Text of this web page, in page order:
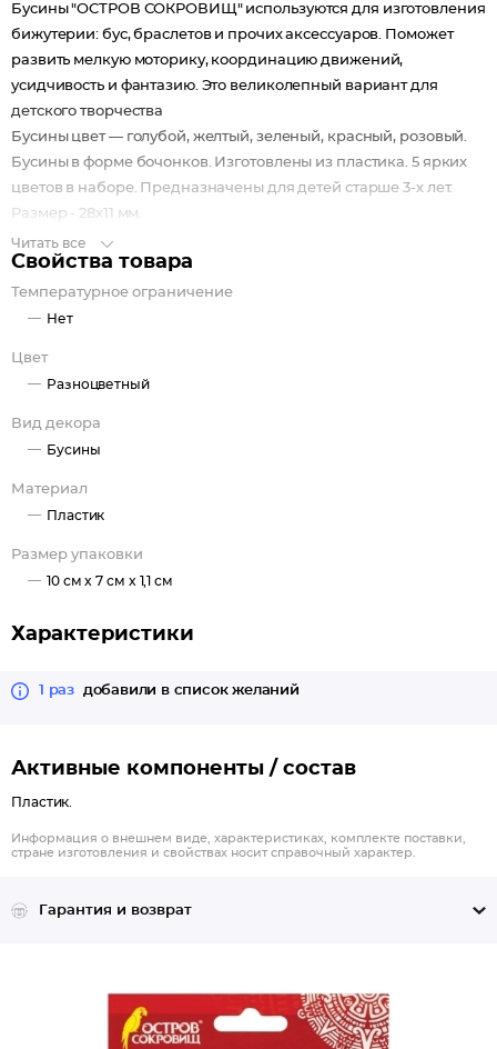
Бусины "ОСТРОВ СОКРОВИЩ" используются для изготовления
бижутерии: бус, браслетов и прочих аксессуаров. Поможет
развить мелкую моторику, координацию движений,
усидчивость и фантазию. Это великолепный вариант для
детского творчества
Бусины цвет — голубой, желтый, зеленый, красный, розовый.
Бусины в форме бочонков. Изготовлены из пластика. 5 ярких
цветов в наборе. Предназначены для детей старше 3-х лет.
Размер - 28х11 мм.
Читать все
Свойства товара
Температурное ограничение
Нет
Цвет
Разноцветный
Вид декора
Бусины
Материал
Пластик
Размер упаковки
10 см x 7 см x 1,1 см
Характеристики
1 раз добавили в список желаний
Активные компоненты / состав
Пластик.
Информация о внешнем виде, характеристиках, комплекте поставки,
стране изготовления и свойствах носит справочный характер.
Гарантия и возврат